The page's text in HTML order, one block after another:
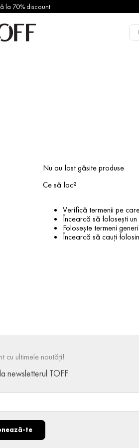
la 70% discount
Nu au fost găsite produse
Ce să fac?
Verifică termenii pe
Încearcă să folosești un
Folosește termeni
Încearcă să cauți
cu ultimele noutăți!
newsletterul TOFF
te